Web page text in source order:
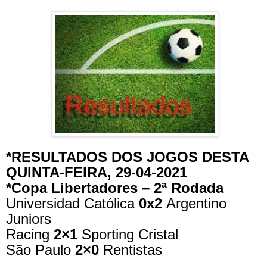
*RESULTADOS DOS JOGOS DESTA
QUINTA-FEIRA, 29-04-2021
*Copa Libertadores – 2ª Rodada
Universidad Católica 0x2 Argentino
Juniors
Racing 2×1 Sporting Cristal
São Paulo 2×0 Rentistas